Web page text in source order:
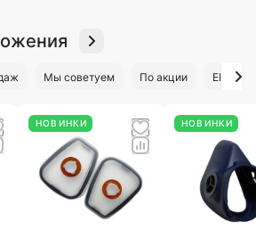
Мы советуем По акции ЕН 341
НОВИНКИ НОВИНКИ